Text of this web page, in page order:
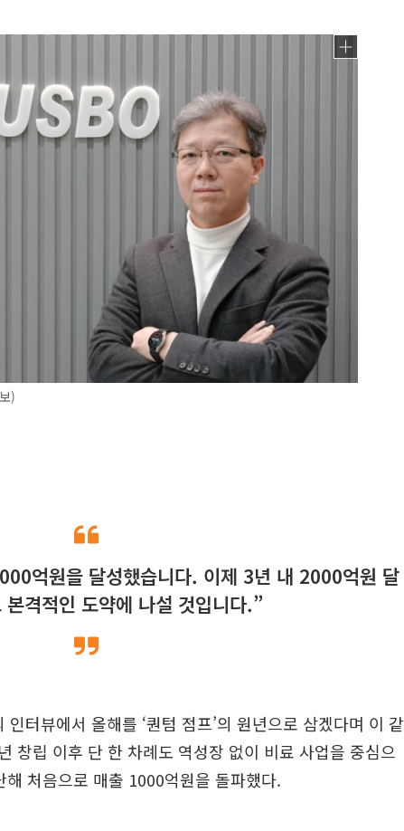
)
억원을 달성했습니다. 이제 3년 내 2000억원 달
본격적인 도약에 나설 것입니다.”
터뷰에서 올해를 ‘퀀텀 점프’의 원년으로 삼겠다며 이 같
창립 이후 단 한 차례도 역성장 없이 비료 사업을 중심으
처음으로 매출 1000억원을 돌파했다.